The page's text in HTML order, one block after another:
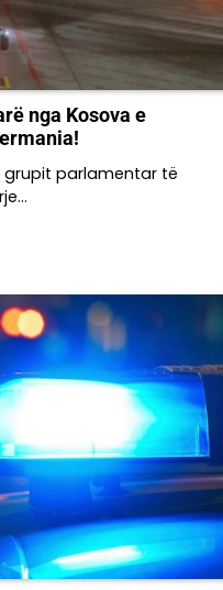
nga Kosova e
grupit parlamentar të